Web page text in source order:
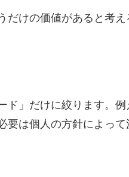
だけの価値があると考
」だけに絞ります。例
要は個人の方針によって